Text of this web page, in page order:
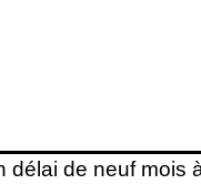
délai de neuf